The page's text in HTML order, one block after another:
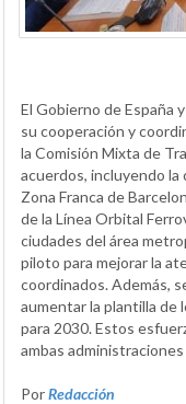
El Gobierno de España
su cooperación y
la Comisión Mixta de
acuerdos, incluyendo la
Zona Franca de
de la Línea Orbital
ciudades del área
piloto para mejorar la
coordinados. Además,
aumentar la plantilla de
para 2030. Estos
ambas
PorRedacción